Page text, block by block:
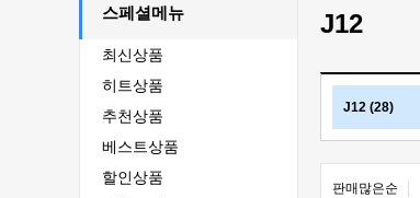
스페셜메뉴
최신상품
히트상품
추천상품
베스트상품
할인상품
J12
J12 (28)
판매많은순